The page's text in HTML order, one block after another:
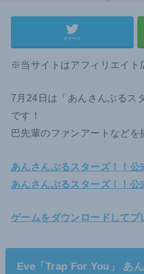
ツイート
※当サイトはアフィリエイト
7月24日は「あんさんぶるス
です！
巴先輩のファンアートなどを
あんさんぶるスターズ！！公
あんさんぶるスターズ！！公
ゲームをダウンロードしてプ
Eve「Trap For You」 あ